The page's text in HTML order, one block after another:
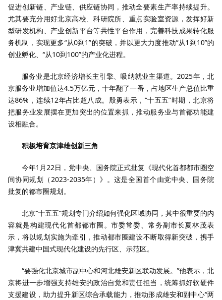
促进创新链、产业链、供应链协同，推动全要素生产率持续提升。
尤其要充分用好北京高校、科研院所、重点实验室资源，发挥好新
型研发机构、产业创新平台等共性平台作用，完善科技成果转化服
务机制，实现更多“从0到1”的突破，并以更大力度推动“从1到10”的
创业孵化、“从10到100”的产业化进程。
服务业是北京经济增长主引擎、吸纳就业主渠道。2025年，北
京服务业增加值达4.5万亿元，十年翻了一番，占地区生产总值比重
达86%，连续12年占比超八成。殷勇表示，“十五五”时期，北京将
把服务业发展摆在更加突出的位置来抓，推动服务业与首都功能建
设相融合。
积极培育京津雄创新三角
今年1月22日，党中央、国务院正式批复《现代化首都都市圈空
间协同规划（2023-2035年）》。这是全国首个由党中央、国务院
批复的都市圈规划。
北京“十五五”规划专门介绍如何强化区域协同，其中很重要的内
容就是构建现代化首都都市圈。市委常委、常务副市长夏林茂表
示，将以规划实施为牵引，推动都市圈建设不断取得新突破，携手
津冀共建中国式现代化建设的先行区、示范区。
“要强化北京城市副中心和河北雄安新区联动发展。”他表示，北
京将进一步增强支持雄安的政治自觉和责任担当，统筹抓好软硬件
支援建设，助力提升新区综合承载能力，推动形成雄安和副中心“两